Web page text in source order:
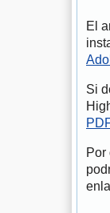
El
Si
Por